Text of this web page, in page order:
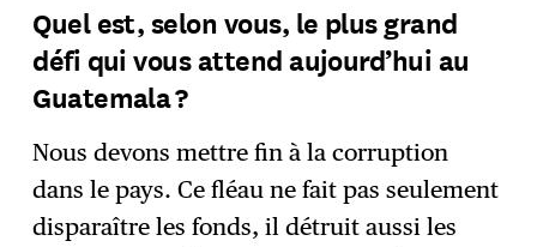
Quel est, selon vous, le plus grand
défi qui vous attend aujourd’hui au
Guatemala ?
Nous devons mettre fin à la corruption
dans le pays. Ce fléau ne fait pas seulement
disparaître les fonds, il détruit aussi les